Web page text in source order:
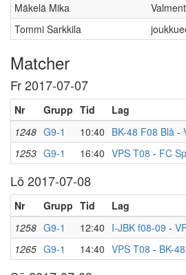
Mäkelä Mika
Tommi Sarkkila
Matcher
Fr 2017-07-07
Nr Grupp Tid Lag
1248 G9-1 10:40 BK-48 F08 Blå -
1253 G9-1 16:40 VPS T08 - FC
Lö 2017-07-08
Nr Grupp Tid Lag
1258 G9-1 12:40 I-JBK f08-09 -
1265 G9-1 14:40 VPS T08 - BK-